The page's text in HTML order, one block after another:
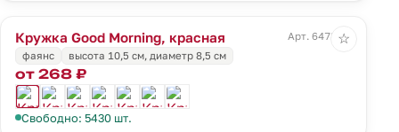
Кружка Good Morning, красная
Арт. 6478.50
фаянс
высота 10,5 см, диаметр 8,5 см
от 268 ₽
Свободно: 5430 шт.
☆